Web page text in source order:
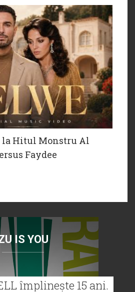
la Hitul Monstru Al
Faydee
IS YOU
împlinește 15 ani.